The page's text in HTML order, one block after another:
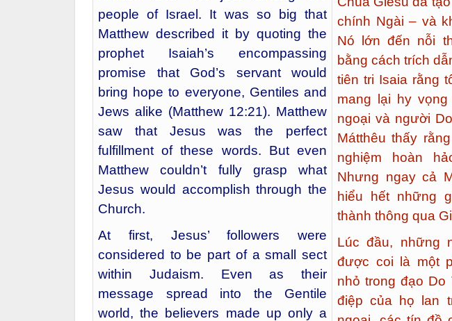
Jesus had made a big name for
himself—and not just among the
people of Israel. It was so big that
Matthew described it by quoting the
prophet Isaiah’s encompassing
promise that God’s servant would
bring hope to everyone, Gentiles and
Jews alike (Matthew 12:21). Matthew
saw that Jesus was the perfect
fulfillment of these words. But even
Matthew couldn’t fully grasp what
Jesus would accomplish through the
Church.
At first, Jesus’ followers were
considered to be part of a small sect
within Judaism. Even as their
vọng (Mt 12,21)
Chúa Giêsu đã
chính Ngài – và
Nó lớn đến nỗi
bằng cách trích
tiên tri Isaia rằng
mang lại hy
ngoại và người
Mátthêu thấy
nghiệm hoàn
Nhưng ngay cả
hiểu hết những
thành thông qua
Lúc đầu, những
được coi là một
nhỏ trong đạo Do